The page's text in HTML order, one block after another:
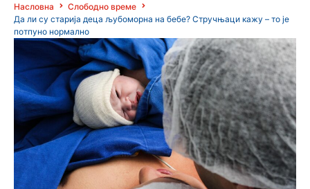
Насловна
Слободно време
Да ли су старија деца љубоморна на бебе? Стручњаци кажу – то је
потпуно нормално